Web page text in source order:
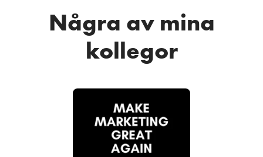
Några av mina
kollegor